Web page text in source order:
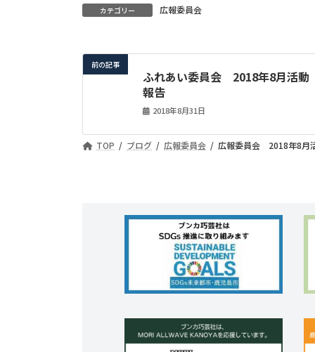
カテゴリー 広報委員会
前の記事
ふれあい委員会 2018年8月活動
報告
2018年8月31日
TOP ブログ 広報委員会 広報委員会 2018年8月